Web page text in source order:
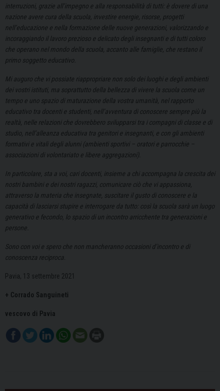
interruzioni, grazie all’impegno e alla responsabilità di tutti: è dovere di una
nazione avere cura della scuola, investire energie, risorse, progetti
nell’educazione e nella formazione delle nuove generazioni, valorizzando e
incoraggiando il lavoro prezioso e delicato degli insegnanti e di tutti coloro
che operano nel mondo della scuola, accanto alle famiglie, che restano il
primo soggetto educativo.
Mi auguro che vi possiate riappropriare non solo dei luoghi e degli ambienti
dei vostri istituti, ma soprattutto della bellezza di vivere la scuola come un
tempo e uno spazio di maturazione della vostra umanità, nel rapporto
educativo tra docenti e studenti, nell’avventura di conoscere sempre più la
realtà, nelle relazioni che dovrebbero svilupparsi tra i compagni di classe e di
studio, nell’alleanza educativa tra genitori e insegnanti, e con gli ambienti
formativi e vitali degli alunni (ambienti sportivi – oratori e parrocchie –
associazioni di volontariato e libere aggregazioni).
In particolare, sta a voi, cari docenti, insieme a chi accompagna la crescita dei
nostri bambini e dei nostri ragazzi, comunicare ciò che vi appassiona,
attraverso la materia che insegnate, suscitare il gusto di conoscere e la
capacità di lasciarsi stupire e interrogare da tutto: così la scuola sarà un luogo
generativo e fecondo, lo spazio di un incontro arricchente tra generazioni e
persone.
Sono con voi e spero che non mancheranno occasioni d’incontro e di
conoscenza reciproca.
Pavia, 13 settembre 2021
+ Corrado Sanguineti
vescovo di Pavia